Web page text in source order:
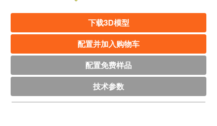
下载3D模型
配置并加入购物车
配置免费样品
技术参数